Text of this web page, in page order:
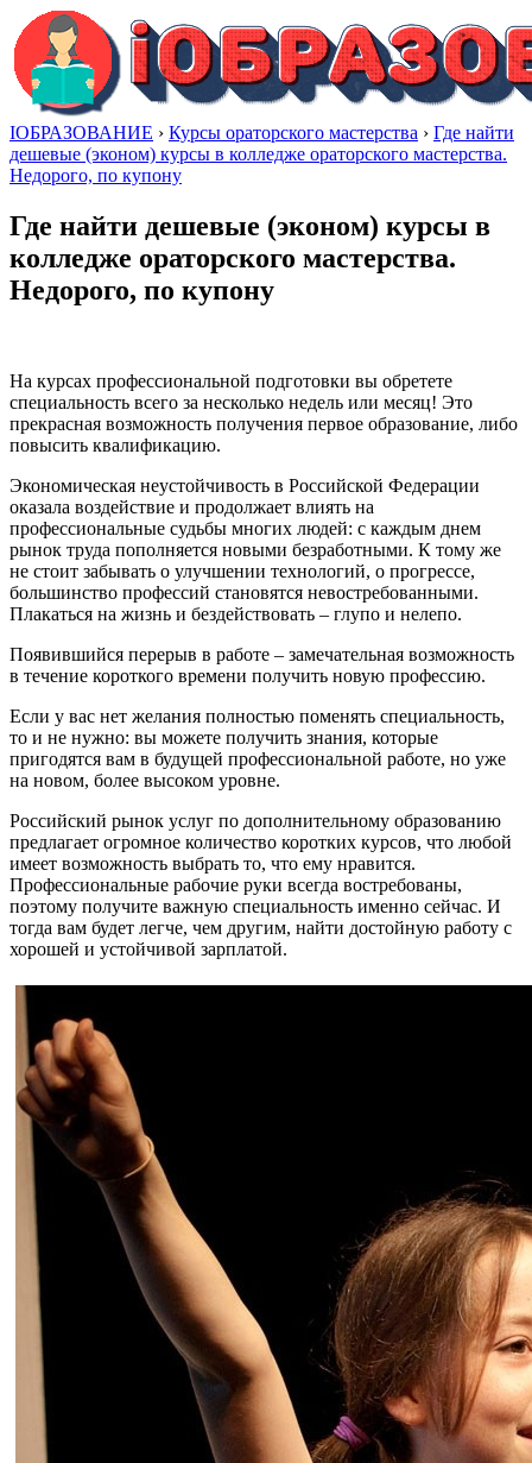
IОБРАЗОВАНИЕ › Курсы ораторского мастерства › Где найти
дешевые (эконом) курсы в колледже ораторского мастерства.
Недорого, по купону
Где найти дешевые (эконом) курсы в
колледже ораторского мастерства.
Недорого, по купону
На курсах профессиональной подготовки вы обретете
специальность всего за несколько недель или месяц! Это
прекрасная возможность получения первое образование, либо
повысить квалификацию.
Экономическая неустойчивость в Российской Федерации
оказала воздействие и продолжает влиять на
профессиональные судьбы многих людей: с каждым днем
рынок труда пополняется новыми безработными. К тому же
не стоит забывать о улучшении технологий, о прогрессе,
большинство профессий становятся невостребованными.
Плакаться на жизнь и бездействовать – глупо и нелепо.
Появившийся перерыв в работе – замечательная возможность
в течение короткого времени получить новую профессию.
Если у вас нет желания полностью поменять специальность,
то и не нужно: вы можете получить знания, которые
пригодятся вам в будущей профессиональной работе, но уже
на новом, более высоком уровне.
Российский рынок услуг по дополнительному образованию
предлагает огромное количество коротких курсов, что любой
имеет возможность выбрать то, что ему нравится.
Профессиональные рабочие руки всегда востребованы,
поэтому получите важную специальность именно сейчас. И
тогда вам будет легче, чем другим, найти достойную работу с
хорошей и устойчивой зарплатой.